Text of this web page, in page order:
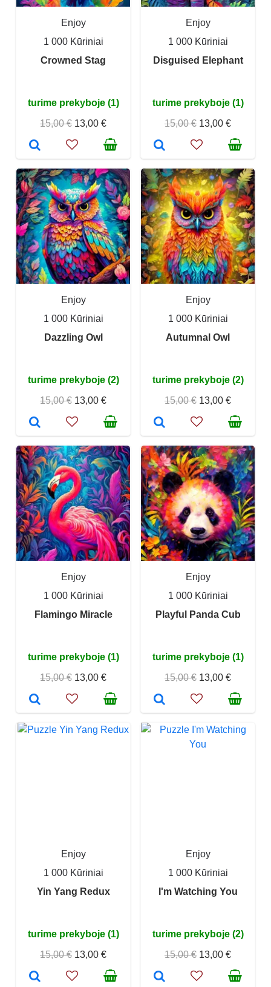
Enjoy
1 000 Kūriniai
Crowned Stag
turime prekyboje (1)
15,00 € 13,00 €
Enjoy
1 000 Kūriniai
Disguised Elephant
turime prekyboje (1)
15,00 € 13,00 €
Enjoy
1 000 Kūriniai
Dazzling Owl
turime prekyboje (2)
15,00 € 13,00 €
Enjoy
1 000 Kūriniai
Autumnal Owl
turime prekyboje (2)
15,00 € 13,00 €
Enjoy
1 000 Kūriniai
Flamingo Miracle
turime prekyboje (1)
15,00 € 13,00 €
Enjoy
1 000 Kūriniai
Playful Panda Cub
turime prekyboje (1)
15,00 € 13,00 €
Enjoy
1 000 Kūriniai
Yin Yang Redux
turime prekyboje (1)
15,00 € 13,00 €
Enjoy
1 000 Kūriniai
I'm Watching You
turime prekyboje (2)
15,00 € 13,00 €